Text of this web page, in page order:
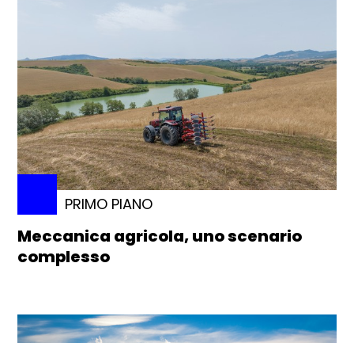
PRIMO PIANO
Meccanica agricola, uno scenario
complesso